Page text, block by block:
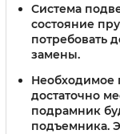
Система
состояние
потребовать
замены.
Необходимое
достаточно
подрамник
подъемника.